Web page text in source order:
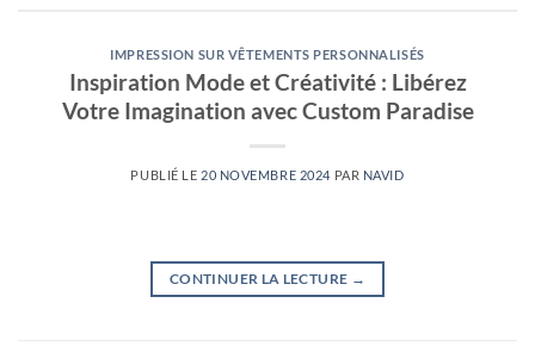
IMPRESSION SUR VÊTEMENTS PERSONNALISÉS
Inspiration Mode et Créativité : Libérez
Votre Imagination avec Custom Paradise
PUBLIÉ LE 20 NOVEMBRE 2024 PAR NAVID
CONTINUER LA LECTURE →